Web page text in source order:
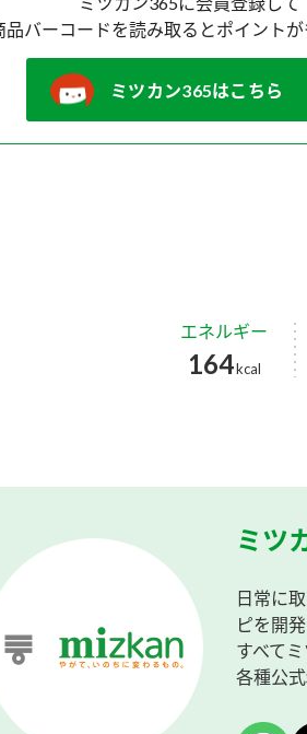
品バーコードを読み取ると ポイントが
ミツカン365はこちら
エネルギー
164kcal
ミツ
日常に
ピを開
すべて
各種公式